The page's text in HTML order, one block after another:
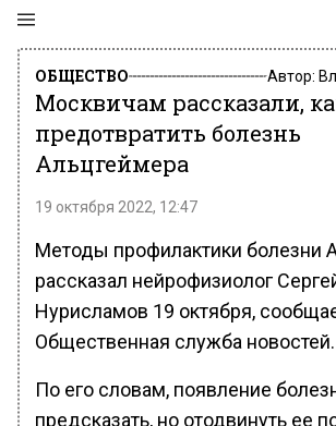
ОБЩЕСТВО Автор:
Москвичам рассказали,
предотвратить болезнь
Альцгеймера
19 октября 2022, 12:47
Методы профилактики болезни
рассказал нейрофизиолог
Нурисламов 19 октября,
Общественная служба новостей.
По его словам, появление
предсказать, но отодвинуть ее